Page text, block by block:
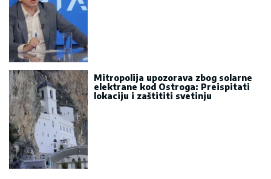
Mitropolija upozorava zbog solarne
elektrane kod Ostroga: Preispitati
lokaciju i zaštititi svetinju